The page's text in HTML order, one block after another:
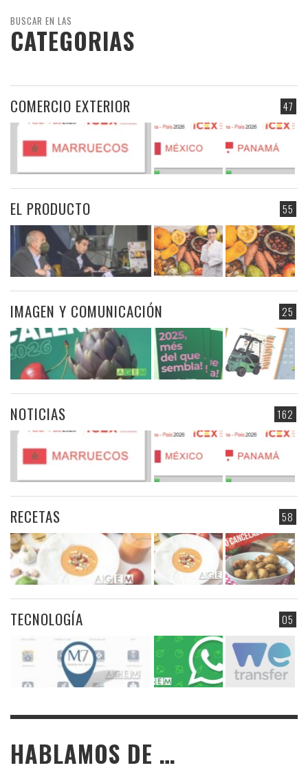
BUSCAR EN LAS
CATEGORIAS
47
COMERCIO EXTERIOR
55
EL PRODUCTO
25
IMAGEN Y COMUNICACIÓN
162
NOTICIAS
58
RECETAS
05
TECNOLOGÍA
HABLAMOS DE …